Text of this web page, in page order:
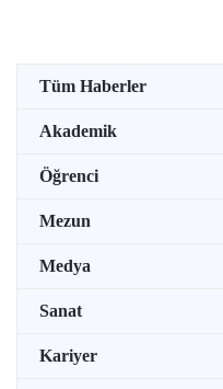
Tüm Haberler
Akademik
Öğrenci
Mezun
Medya
Sanat
Kariyer